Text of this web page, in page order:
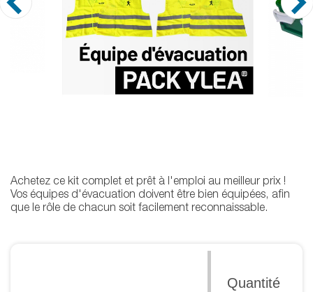
Quantité
Achetez ce kit complet et prêt à l'emploi au meilleur prix !
Vos équipes d'évacuation doivent être bien équipées, afin
que le rôle de chacun soit facilement reconnaissable.